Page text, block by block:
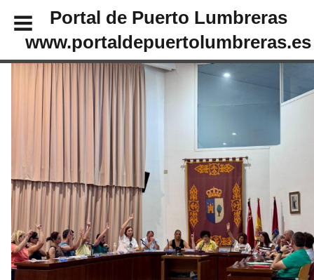
Portal de Puerto Lumbreras
www.portaldepuertolumbreras.es